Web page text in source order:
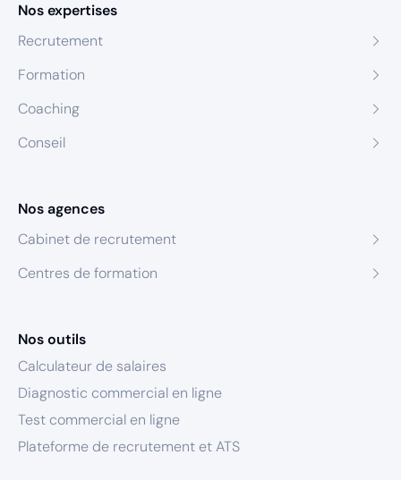
Nos expertises
Recrutement
Formation
Coaching
Conseil
Nos agences
Cabinet de recrutement
Centres de formation
Nos outils
Calculateur de salaires
Diagnostic commercial en ligne
Test commercial en ligne
Plateforme de recrutement et ATS